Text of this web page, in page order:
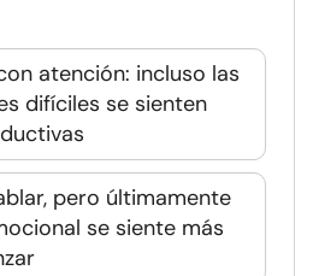
atención: incluso las
difíciles se sienten
pero últimamente
se siente más